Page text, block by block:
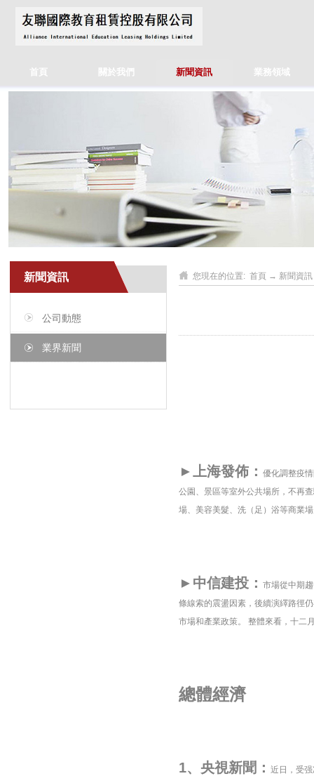
首頁 關於我們 新聞資訊 業務領域
新聞資訊
公司動態
業界新聞
您現在的位置: 首頁 → 新聞資訊
►上海發佈： 優化調整疫
公園、景區等室外公共場所，不再
場、美容美髮、洗（足）浴等商業
►中信建投： 市場從中期
條線索的震盪因素，後續演繹路徑
市場和產業政策。 整體來看，十二
總體經濟
1、央視新聞： 近日，受